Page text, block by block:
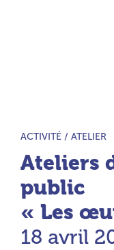
TYPE D’ACTIVITÉ :
ACTIVITÉ /ATELIER
Ateliers
public
« Les
18 avril